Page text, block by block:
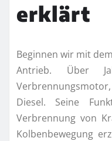
erklärt
Beginnen wir mit
Antrieb. Über
Diesel. Seine
Verbrennung von
Kolbenbewegung